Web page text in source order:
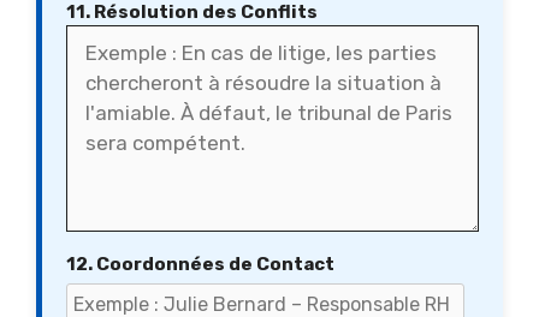
11. Résolution des Conflits
12. Coordonnées de Contact